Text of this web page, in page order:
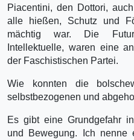
Piacentini, den Dottori,
alle hießen, Schutz und
mächtig war. Die
Intellektuelle, waren eine
der Faschistischen Partei.
Wie konnten die
selbstbezogenen und
Es gibt eine Grundgefahr
und Bewegung. Ich nenne